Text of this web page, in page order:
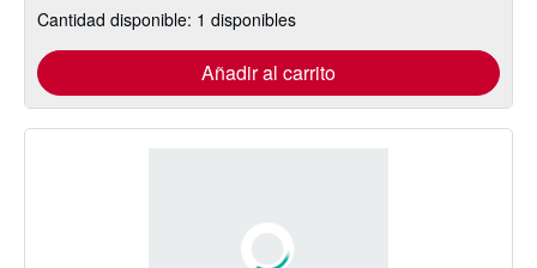
Cantidad disponible: 1 disponibles
Añadir al carrito